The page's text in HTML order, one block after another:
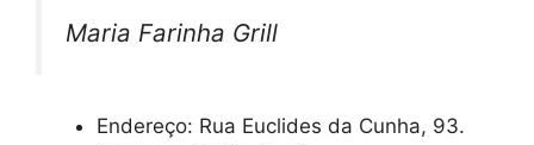
Maria Farinha Grill
Endereço: Rua Euclides da Cunha, 93.